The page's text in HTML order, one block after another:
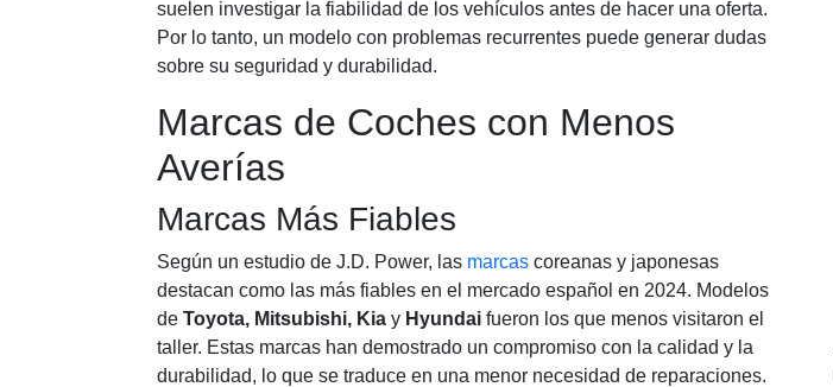
suelen investigar la fiabilidad de los vehículos antes de hacer una oferta.
Por lo tanto, un modelo con problemas recurrentes puede generar dudas
sobre su seguridad y durabilidad.
Marcas de Coches con Menos
Averías
Marcas Más Fiables
Según un estudio de J.D. Power, las marcas coreanas y japonesas
destacan como las más fiables en el mercado español en 2024. Modelos
de Toyota, Mitsubishi, Kia y Hyundai fueron los que menos visitaron el
taller. Estas marcas han demostrado un compromiso con la calidad y la
durabilidad, lo que se traduce en una menor necesidad de reparaciones.